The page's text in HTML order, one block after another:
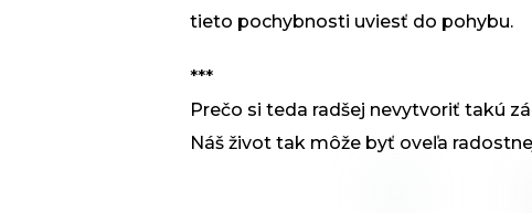
tieto pochybnosti uviesť do pohybu.
***
Prečo si teda radšej nevytvoriť takú
Náš život tak môže byť oveľa